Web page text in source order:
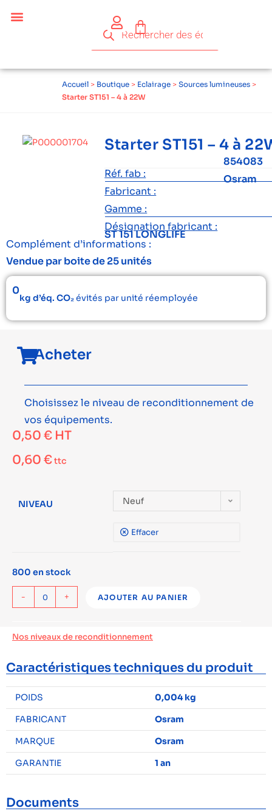
Accueil > Boutique > Eclairage > Sources lumineuses >
Starter ST151 – 4 à 22W
Starter ST151 – 4 à
Réf. fab :
854083
Fabricant :
Osram
Gamme :
Désignation fabricant :
ST 151 LONGLIFE
Complément d’informations :
Vendue par boite de 25 unités
0
kg d’éq. CO₂évités par unité réemployée
Acheter
Choisissez le niveau de reconditionnement de
vos équipements.
0,50 € HT
0,60 €ttc
NIVEAU Neuf
Effacer
800 en stock
- + AJOUTER AU PANIER
Nos niveaux de reconditionnement
Caractéristiques techniques du produit
POIDS
0,004 kg
FABRICANT
Osram
MARQUE
Osram
GARANTIE
1 an
Documents